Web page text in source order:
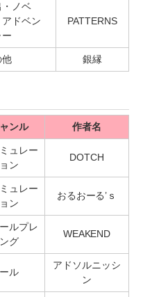
・ノベ
アドベン
PATTERNS
他 銀縁
ンル 作者名
ュレー
ン
DOTCH
ュレー
ン
おるおーる’ｓ
ルプレ
グ
WEAKEND
ル
アドソルニッシ
ン